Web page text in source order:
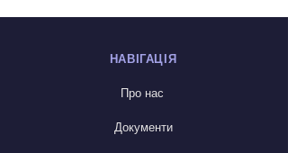
НАВІГАЦІЯ
Про нас
Документи